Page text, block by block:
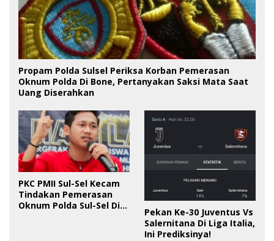
Propam Polda Sulsel Periksa Korban Pemerasan
Oknum Polda Di Bone, Pertanyakan Saksi Mata Saat
Uang Diserahkan
PKC PMII Sul-Sel Kecam
Tindakan Pemerasan
Oknum Polda Sul-Sel Di
Pekan Ke-30 Juventus Vs
Salernitana Di Liga Italia,
Ini Prediksinya!